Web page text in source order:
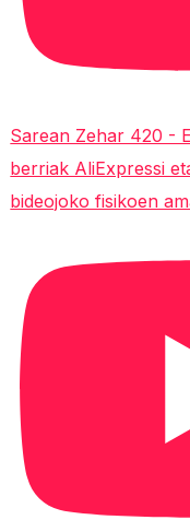
Sarean Zehar 420 -
berriak AliExpressi
bideojoko fisikoen